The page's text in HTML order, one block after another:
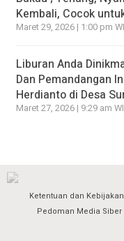
Kembali, Cocok
Maret 29, 2026 | 1:00 pm
Liburan Anda
Dan Pemandangan
Herdianto di Desa
Maret 27, 2026 | 9:29 am
Ketentuan dan
Pedoman Media Siber